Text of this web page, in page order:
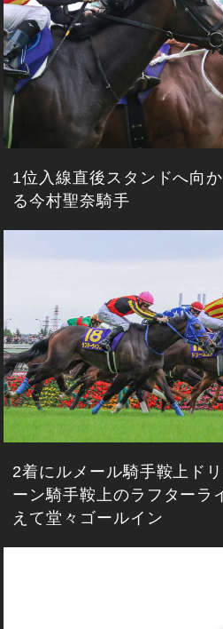
1位入線直後スタンドへ向
る今村聖奈騎手
2着にルメール騎手鞍上ド
ーン騎手鞍上のラフターラ
えて堂々ゴールイン